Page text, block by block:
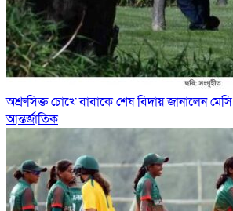
অশ্রুসিক্ত চোখে বাবাকে শেষ বিদায় জানালেন মেসি
আন্তর্জাতিক